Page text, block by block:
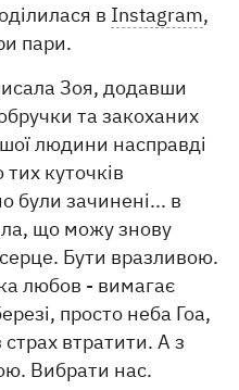
в Instagram,
пари.
Зоя, додавши
та закоханих
людини насправді
куточків
були зачинені... в
що можу знову
Бути вразливою.
любов - вимагає
просто неба Гоа,
втратити. А з
Вибрати нас.